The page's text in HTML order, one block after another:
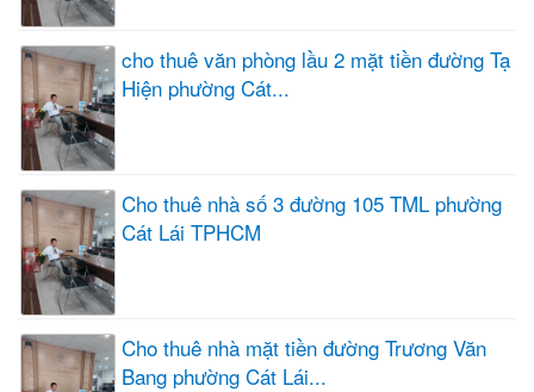
cho thuê văn phòng lầu 2 mặt tiền đường Tạ
Hiện phường Cát...
Cho thuê nhà số 3 đường 105 TML phường
Cát Lái TPHCM
Cho thuê nhà mặt tiền đường Trương Văn
Bang phường Cát Lái...